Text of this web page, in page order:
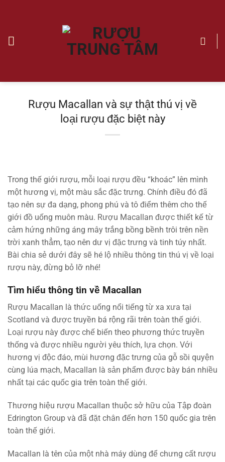
dung
Rượu Macallan và sự thật thú vị về
loại rượu đặc biệt này
Trong thế giới rượu, mỗi loại rượu đều “khoác” lên mình
một hương vị, một màu sắc đặc trưng. Chính điều đó đã
tạo nên sự đa dạng, phong phú và tô điểm thêm cho thế
giới đồ uống muôn màu. Rượu Macallan được thiết kế từ
cảm hứng những áng mây trắng bồng bềnh trôi trên nền
trời xanh thẳm, tạo nên dư vị đặc trưng và tinh túy nhất.
Bài chia sẻ dưới đây sẽ hé lộ nhiều thông tin thú vị về loại
rượu này, đừng bỏ lỡ nhé!
Tìm hiểu thông tin về Macallan
Rượu Macallan là thức uống nổi tiếng từ xa xưa tại
Scotland và được truyền bá rộng rãi trên toàn thế giới.
Loại rượu này được chế biến theo phương thức truyền
thống và được nhiều người yêu thích, lựa chọn. Với
hương vị độc đáo, mùi hương đặc trưng của gỗ sồi quyện
cùng lúa mạch, Macallan là sản phẩm được bày bán nhiều
nhất tại các quốc gia trên toàn thế giới.
Thương hiệu rượu Macallan thuộc sở hữu của Tập đoàn
Edrington Group và đã đặt chân đến hơn 150 quốc gia trên
toàn thế giới.
Macallan là tên của một nhà máy dùng để chưng cất rượu